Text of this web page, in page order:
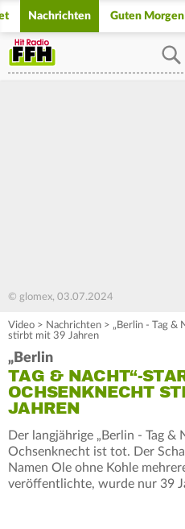
Nachrichten Guten
© glomex, 03.07.2024
Video > Nachrichten > „Berlin - Tag &
stirbt mit 39 Jahren
„Berlin
TAG & NACHT“-
OCHSENKNECHT
JAHREN
Der langjährige „Berlin - Tag &
Ochsenknecht ist tot. Der
Namen Ole ohne Kohle
veröffentlichte, wurde nur 39